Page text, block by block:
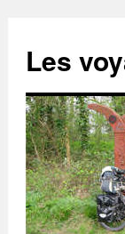
contenu
Les